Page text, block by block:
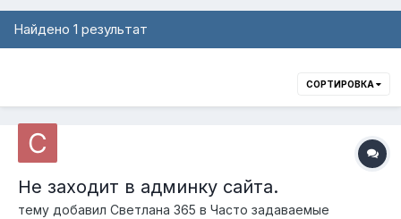
Найдено 1 результат
СОРТИРОВКА
Не заходит в админку сайта.
тему добавил Светлана 365 в Часто задаваемые